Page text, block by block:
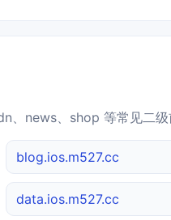
news、shop 等常见二级
blog.ios.m527.cc
data.ios.m527.cc